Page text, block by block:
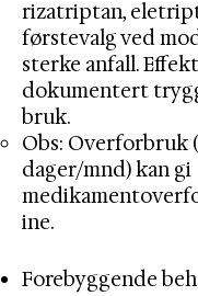
rizatriptan,
førstevalg ved
sterke anfall.
dokumentert
bruk.
Obs: Overforbruk
dager/mnd) kan gi
ine.
Forebyggende